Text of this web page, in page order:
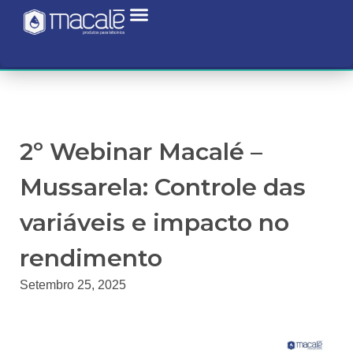
2º Webinar Macalé –
Mussarela: Controle das
variáveis e impacto no
rendimento
Setembro 25, 2025